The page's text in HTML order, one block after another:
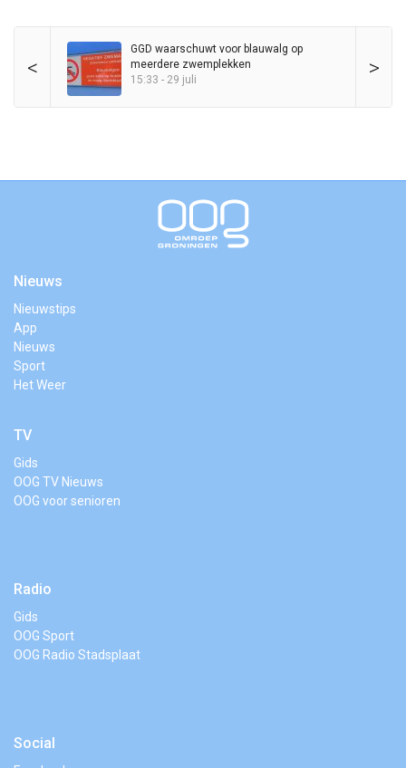
< >
GGD waarschuwt voor blauwalg op
meerdere zwemplekken
15:33 - 29 juli
Nieuws
Nieuwstips
App
Nieuws
Sport
Het Weer
TV
Gids
OOG TV Nieuws
OOG voor senioren
Radio
Gids
OOG Sport
OOG Radio Stadsplaat
Social